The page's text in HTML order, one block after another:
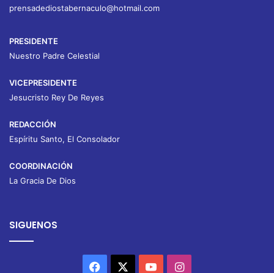
prensadediostabernaculo@hotmail.com
PRESIDENTE
Nuestro Padre Celestial
VICEPRESIDENTE
Jesucristo Rey De Reyes
REDACCIÓN
Espíritu Santo, El Consolador
COORDINACIÓN
La Gracia De Dios
SIGUENOS
Facebook YouTubeInstagram